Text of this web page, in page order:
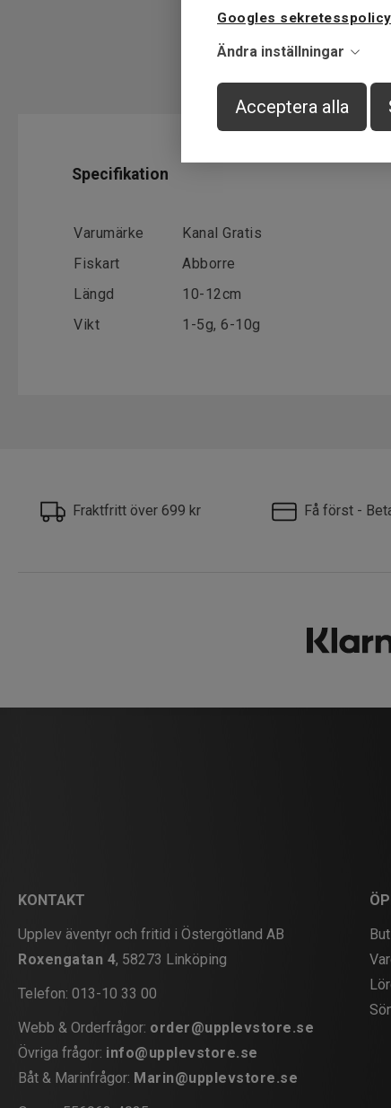
Googles sekretesspolicy
Ändra inställningar
Acceptera alla
Specifikation
Varumärke
Kanal Gratis
Fiskart
Abborre
Längd
10-12cm
Vikt
1-5g, 6-10g
Fraktfritt över 699 kr Få först -
KONTAKT
Upplev äventyr och fritid i Östergötland AB
Roxengatan 4, 58273 Linköping
Telefon: 013-10 33 00
Webb & Orderfrågor: order@upplevstore.se
Övriga frågor: info@upplevstore.se
Båt & Marinfrågor: Marin@upplevstore.se